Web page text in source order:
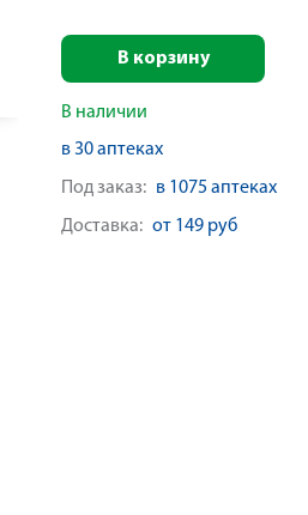
В корзину
В наличии
в 30 аптеках
Под заказ: в 1075 аптеках
Доставка: от 149 руб